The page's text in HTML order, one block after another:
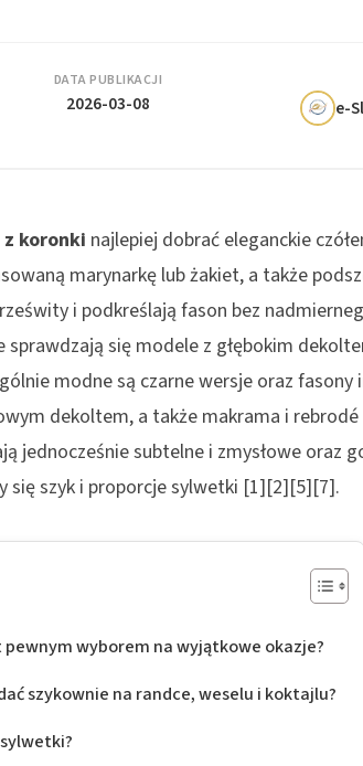
DATA PUBLIKACJI
2026-03-08 e-
koronki najlepiej dobrać eleganckie
marynarkę lub żakiet, a także
i podkreślają fason bez
sprawdzają się modele z głębokim
modne są czarne wersje oraz fasony
dekoltem, a także makrama i
jednocześnie subtelne i zmysłowe oraz
się szyk i proporcje sylwetki [1][2][5][7].
wyborem na wyjątkowe okazje?
szykownie na randce, weselu i koktajlu?